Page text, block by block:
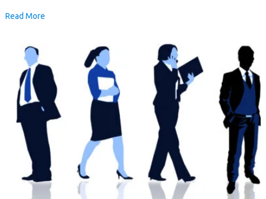
Read More